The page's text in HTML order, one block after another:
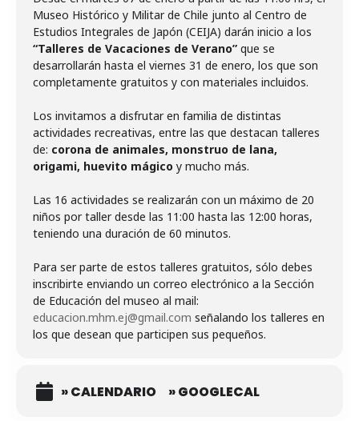
Museo Histórico y Militar de Chile junto al Centro de
Estudios Integrales de Japón (CEIJA) darán inicio a los
“Talleres de Vacaciones de Verano” que se
desarrollarán hasta el viernes 31 de enero, los que son
completamente gratuitos y con materiales incluidos.
Los invitamos a disfrutar en familia de distintas
actividades recreativas, entre las que destacan talleres
de: corona de animales, monstruo de lana,
origami, huevito mágico y mucho más.
Las 16 actividades se realizarán con un máximo de 20
niños por taller desde las 11:00 hasta las 12:00 horas,
teniendo una duración de 60 minutos.
Para ser parte de estos talleres gratuitos, sólo debes
inscribirte enviando un correo electrónico a la Sección
de Educación del museo al mail:
educacion.mhm.ej@gmail.com señalando los talleres en
los que desean que participen sus pequeños.
» CALENDARIO » GOOGLECAL